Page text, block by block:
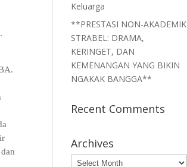
Keluarga
**PRESTASI NON-AKADEMIK
STRABEL: DRAMA,
KERINGET, DAN
KEMENANGAN YANG BIKIN
NGAKAK BANGGA**
Recent Comments
Archives
Archives